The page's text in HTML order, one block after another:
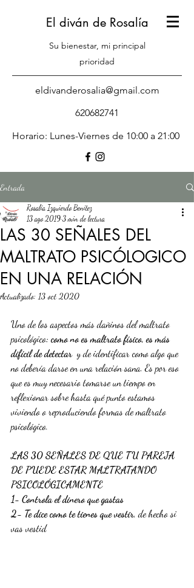
El diván de Rosalía
Su bienestar, mi principal
prioridad
eldivanderosalia@gmail.com
620682741
Horario: Lunes-Viernes de 10:00 a 21:00
Entrada
LAS 30 SEÑALES DEL
MALTRATO PSICÓLOGICO
EN UNA RELACIÓN
Rosalía Izquierdo Benítez
13 ago 2019 3 min de lectura
Actualizado: 13 oct 2020
Uno de los aspectos más dañinos del maltrato
psicológico: como no es maltrato físico, es más
difícil de detectar y de identificar como algo que
no debería darse en una relación sana. Es por eso
que es muy necesario tomarse un tiempo en
reflexionar sobre hasta qué punto estamos
viviendo o reproduciendo formas de maltrato
psicológico.
LAS 30 SEÑALES DE QUE TU PAREJA
DE PUEDE ESTAR MALTRATANDO
PSICOLÓGICAMENTE
1- Controla el dinero que gastas
2- Te dice como te tienes que vestir, de hecho si
vas vestid